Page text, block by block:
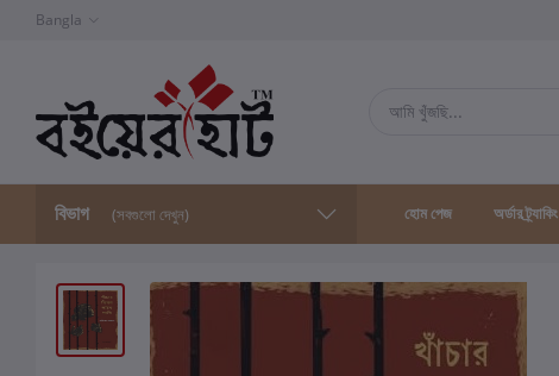
Bangla
বিভাগ (সবগুলো দেখুন) হোম পেজ অর্ডার ট্র্যাকিং